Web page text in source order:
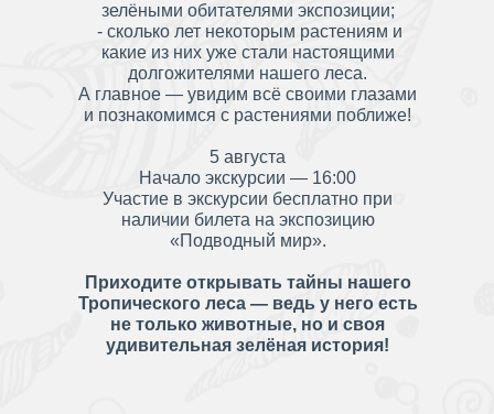
зелёными обитателями экспозиции;
- сколько лет некоторым растениям и
какие из них уже стали настоящими
долгожителями нашего леса.
А главное — увидим всё своими глазами
и познакомимся с растениями поближе!
5 августа
Начало экскурсии — 16:00
Участие в экскурсии бесплатно при
наличии билета на экспозицию
«Подводный мир».
Приходите открывать тайны нашего
Тропического леса — ведь у него есть
не только животные, но и своя
удивительная зелёная история!